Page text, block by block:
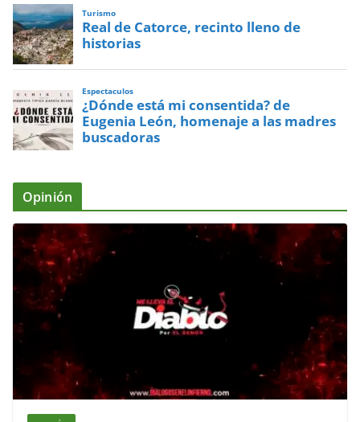
Turismo
Real de Catorce, recinto lleno de
historias
Espectaculos
¿Dónde está mi consentida? de
Eugenia León, homenaje a las madres
buscadoras
Opinión